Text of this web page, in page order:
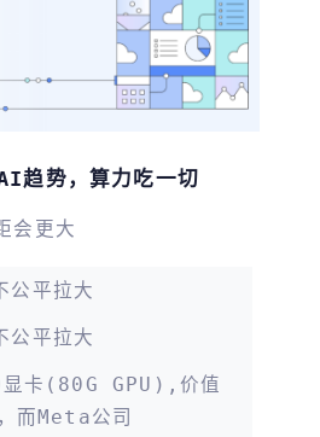
趋势，算力吃一切
会更大
公平拉大
公平拉大
显卡(80G GPU),价值
而meta公司